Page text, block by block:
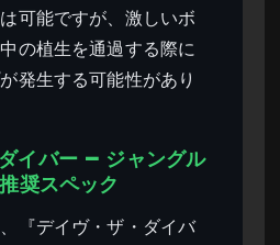
可能ですが、激しいボ
の植生を通過する際に
発生する可能性があり
ダイバー – ジャングル
奨スペック
『デイヴ・ザ・ダイバ